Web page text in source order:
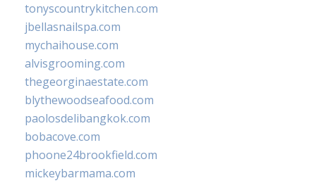
tonyscountrykitchen.com
jbellasnailspa.com
mychaihouse.com
alvisgrooming.com
thegeorginaestate.com
blythewoodseafood.com
paolosdelibangkok.com
bobacove.com
phoone24brookfield.com
mickeybarmama.com